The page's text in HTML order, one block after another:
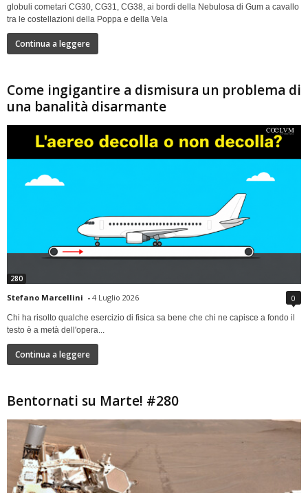
globuli cometari CG30, CG31, CG38, ai bordi della Nebulosa di Gum a cavallo
tra le costellazioni della Poppa e della Vela
Continua a leggere
Come ingigantire a dismisura un problema di
una banalità disarmante
280
Stefano Marcellini - 4 Luglio 2026 0
Chi ha risolto qualche esercizio di fisica sa bene che chi ne capisce a fondo il
testo è a metà dell'opera...
Continua a leggere
Bentornati su Marte! #280